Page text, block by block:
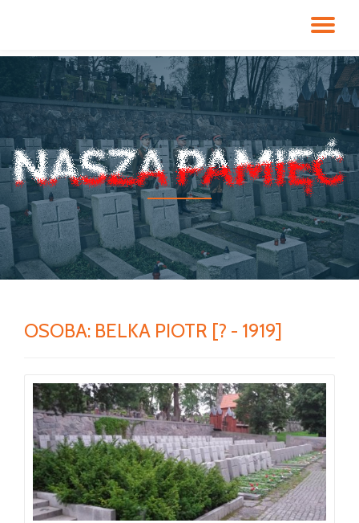
do
OSOBA: BELKA PIOTR [? - 1919]